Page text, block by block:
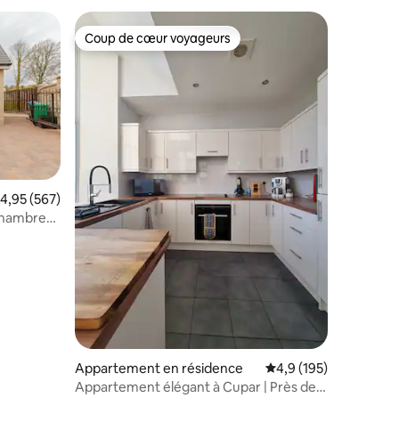
moyenne sur la base de 567 commentaires : 4,95 sur 5
4,95 (567)
Coup de cœur voyageurs
Coup de cœur voyageurs
Appartement en résidence Évaluation moyenne
4,9 (195)
Appartement élégant à Cupar | Près de